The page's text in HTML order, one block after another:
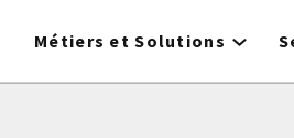
Métiers et Solutions